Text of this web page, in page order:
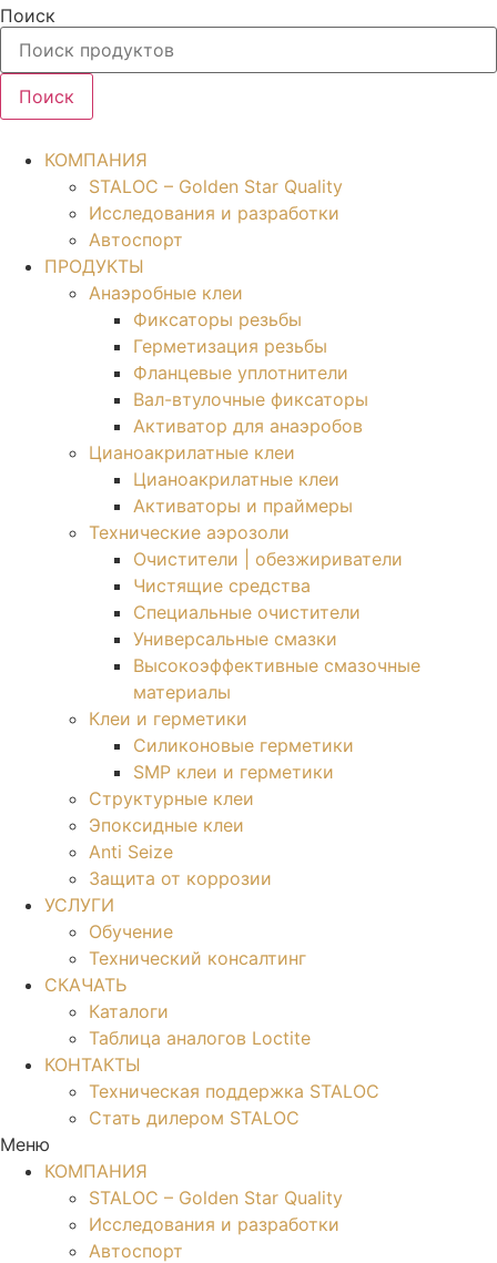
Перейти
содержимому
Поиск
Поиск
КОМПАНИЯ
STALOC – Golden Star Quality
Исследования и разработки
Автоспорт
ПРОДУКТЫ
Анаэробные клеи
Фиксаторы резьбы
Герметизация резьбы
Фланцевые уплотнители
Вал-втулочные фиксаторы
Активатор для анаэробов
Цианоакрилатные клеи
Цианоакрилатные клеи
Активаторы и праймеры
Технические аэрозоли
Очистители | обезжириватели
Чистящие средства​
Специальные очистители
Универсальные смазки
Высокоэффективные смазочные
материалы
Клеи и герметики
Силиконовые герметики
SMP клеи и герметики
Структурные клеи
Эпоксидные клеи
Anti Seize
Защита от коррозии
УСЛУГИ
Обучение
Технический консалтинг
СКАЧАТЬ
Каталоги
Таблица аналогов Loctite
КОНТАКТЫ
Техническая поддержка STALOC
Стать дилером STALOC
Меню
КОМПАНИЯ
STALOC – Golden Star Quality
Исследования и разработки
Автоспорт